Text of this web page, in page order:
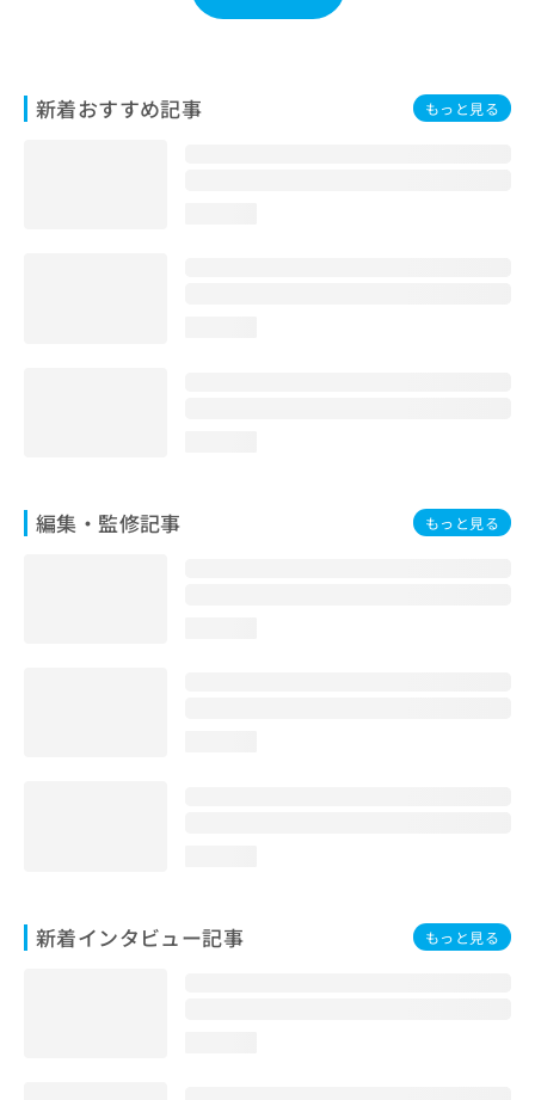
新着おすすめ記事 もっと見る
編集・監修記事 もっと見る
新着インタビュー記事 もっと見る
わ